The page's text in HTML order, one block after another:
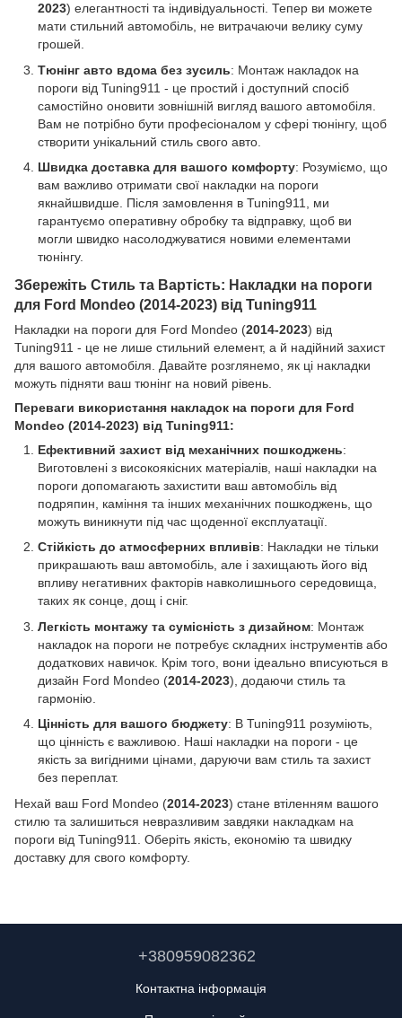
2023) елегантності та індивідуальності. Тепер ви можете
мати стильний автомобіль, не витрачаючи велику суму
грошей.
Тюнінг авто вдома без зусиль: Монтаж накладок на
пороги від Tuning911 - це простий і доступний спосіб
самостійно оновити зовнішній вигляд вашого автомобіля.
Вам не потрібно бути професіоналом у сфері тюнінгу, щоб
створити унікальний стиль свого авто.
Швидка доставка для вашого комфорту: Розуміємо, що
вам важливо отримати свої накладки на пороги
якнайшвидше. Після замовлення в Tuning911, ми
гарантуємо оперативну обробку та відправку, щоб ви
могли швидко насолоджуватися новими елементами
тюнінгу.
Збережіть Стиль та Вартість: Накладки на пороги
для Ford Mondeo (2014-2023) від Tuning911
Накладки на пороги для Ford Mondeo (2014-2023) від
Tuning911 - це не лише стильний елемент, а й надійний захист
для вашого автомобіля. Давайте розглянемо, як ці накладки
можуть підняти ваш тюнінг на новий рівень.
Переваги використання накладок на пороги для Ford
Mondeo (2014-2023) від Tuning911:
Ефективний захист від механічних пошкоджень:
Виготовлені з високоякісних матеріалів, наші накладки на
пороги допомагають захистити ваш автомобіль від
подряпин, каміння та інших механічних пошкоджень, що
можуть виникнути під час щоденної експлуатації.
Стійкість до атмосферних впливів: Накладки не тільки
прикрашають ваш автомобіль, але і захищають його від
впливу негативних факторів навколишнього середовища,
таких як сонце, дощ і сніг.
Легкість монтажу та сумісність з дизайном: Монтаж
накладок на пороги не потребує складних інструментів або
додаткових навичок. Крім того, вони ідеально вписуються в
дизайн Ford Mondeo (2014-2023), додаючи стиль та
гармонію.
Цінність для вашого бюджету: В Tuning911 розуміють,
що цінність є важливою. Наші накладки на пороги - це
якість за вигідними цінами, даруючи вам стиль та захист
без переплат.
Нехай ваш Ford Mondeo (2014-2023) стане втіленням вашого
стилю та залишиться невразливим завдяки накладкам на
пороги від Tuning911. Оберіть якість, економію та швидку
доставку для свого комфорту.
+380959082362
Контактна інформація